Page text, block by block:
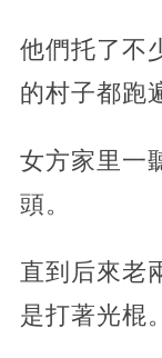
他們托了不
的村子都跑
女方家里一
頭。
直到后來老
是打著光棍。